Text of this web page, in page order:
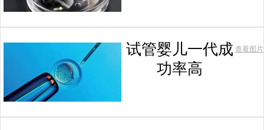
试管婴儿一代成
功率高
查看图片